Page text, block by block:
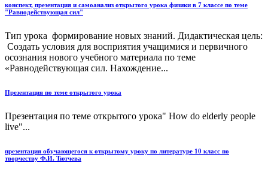
конспект, презентация и самоанализ открытого урока физики в 7 классе по теме
"Равнодействующая сил"
Тип урока формирование новых знаний. Дидактическая цель:
Создать условия для восприятия учащимися и первичного
осознания нового учебного материала по теме
«Равнодействующая сил. Нахождение...
Презентация по теме открытого урока
Презентация по теме открытого урока" How do elderly people
live"...
презентация обучающегося к открытому уроку по литературе 10 класс по
творчеству Ф.И. Тютчева